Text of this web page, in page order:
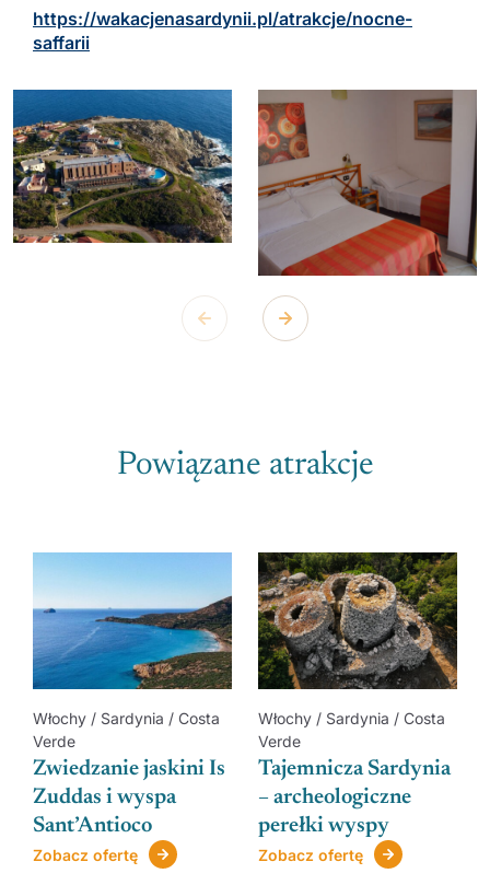
https://wakacjenasardynii.pl/atrakcje/nocne-
saffarii
Powiązane atrakcje
Włochy / Sardynia / Costa
Verde
Zwiedzanie jaskini Is
Zuddas i wyspa
Sant’Antioco
Zobacz ofertę
Włochy / Sardynia / Costa
Verde
Tajemnicza Sardynia
– archeologiczne
perełki wyspy
Zobacz ofertę